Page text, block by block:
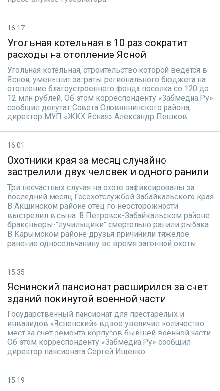
16:17
Угольная котельная в 10 раз сократит
расходы на отопление Ясной
Угольная котельная, строительство которой ведется в
Ясной, уменьшит затраты регионального бюджета на
отопление благоустроенного фонда поселка со 120 до
12 млн рублей. Об этом корреспонденту «Забмедиа.Ру»
сообщил депутат Совета Оловяннинского района,
директор МУП «ЖКХ Ясная» Александр Пешков.
16:01
Охотники края за месяц случайно
застрелили двух человек и одного ранили
Три несчастных случая на охоте зафиксированы за
последний месяц Госохотслужбой Забайкальского края.
В Акшинском районе отец по неосторожности
выстрелил в сына. В Петровск-Забайкальском районе
браконьеры-"лучильщики" смертельно ранили рыбака.
В Карымском районе друзья причинили тяжелое
ранение односельчанину во время загонной охоты.
15:35
Яснинский пансионат расширился за счет
зданий покинутой военной части
Государственный пансионат для престарелых и
инвалидов «Ясненский» вдвое увеличил количество
мест за счет ремонта корпусов бывшей военной части.
Об этом корреспонденту «Забмедиа.Ру» сообщил
директор пансионата Сергей Ищенко.
15:19